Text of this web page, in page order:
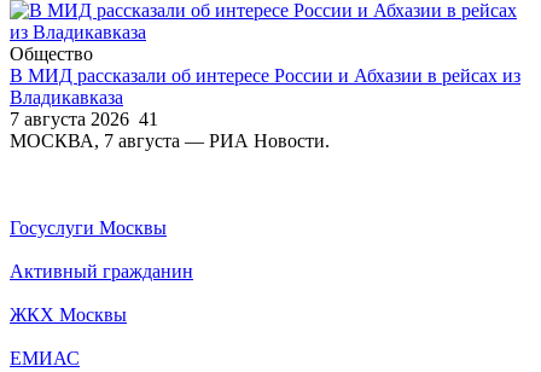
Общество
В МИД рассказали об интересе России и Абхазии в рейсах из
Владикавказа
7 августа 2026 41
МОСКВА, 7 августа — РИА Новости.
Госуслуги Москвы
Активный гражданин
ЖКХ Москвы
ЕМИАС